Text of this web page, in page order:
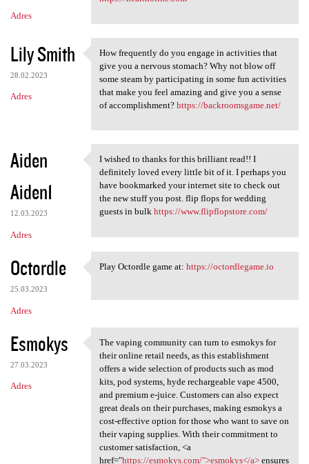
Adres
Lily Smith
28.02.2023
Adres
How frequently do you engage
How frequently do you engage in activities that
give you a nervous stomach? Why not blow off
some steam by participating in some fun activities
that make you feel amazing and give you a sense
of accomplishment? https://backroomsgame.net/
Aiden
Aiden1
12.03.2023
Adres
I wished to thanks for this
I wished to thanks for this brilliant read!! I
definitely loved every little bit of it. I perhaps you
have bookmarked your internet site to check out
the new stuff you post. flip flops for wedding
guests in bulk https://www.flipflopstore.com/
Octordle
25.03.2023
Adres
Play Octordle game at: https:
Play Octordle game at: https://octordlegame.io
Esmokys
27.03.2023
Adres
The vaping community can turn
The vaping community can turn to esmokys for
their online retail needs, as this establishment
offers a wide selection of products such as mod
kits, pod systems, hyde rechargeable vape 4500,
and premium e-juice. Customers can also expect
great deals on their purchases, making esmokys a
cost-effective option for those who want to save on
their vaping supplies. With their commitment to
customer satisfaction, <a
href="https://esmokys.com/">esmokys</a>ensures